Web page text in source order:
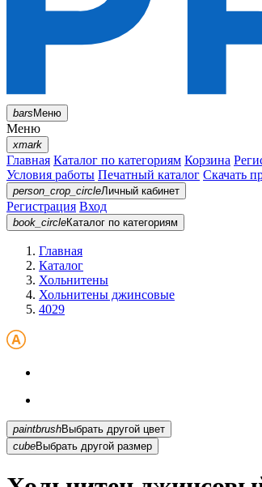
barsМеню
Меню
xmark
Главная Каталог по категориям Корзина
Условия работы Печатный каталог Скачать
person_crop_circleЛичный кабинет
Регистрация Вход
book_circleКаталог по категориям
Главная
Каталог
Хольнитены
Хольнитены джинсовые
4029
paintbrush
Выбрать другой цвет
cubeВыбрать другой размер